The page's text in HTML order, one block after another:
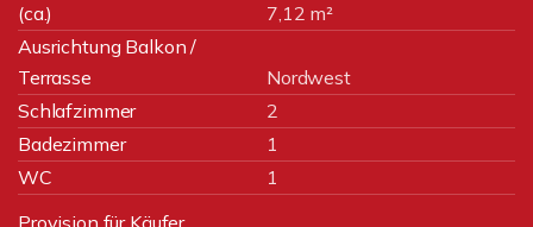
(ca.)
7,12 m²
Ausrichtung Balkon /
Terrasse
Nordwest
Schlafzimmer
2
Badezimmer
1
WC
1
Provision für Käufer